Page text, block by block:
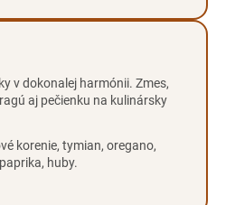
v dokonalej harmónii. Zmes,
aj pečienku na kulinársky
korenie, tymian, oregano,
huby.